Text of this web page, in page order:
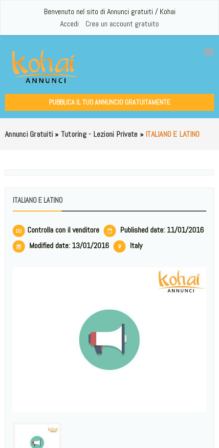
Benvenuto nel sito di Annunci gratuiti / Kohai
Accedi
Crea un account gratuito
PUBBLICA IL TUO ANNUNCIO GRATUITAMENTE
Annunci Gratuiti » Tutoring - Lezioni Private » ITALIANO E LATINO
ITALIANO E LATINO
Controlla con il venditore
Published date: 11/01/2016
Modified date: 13/01/2016 Italy